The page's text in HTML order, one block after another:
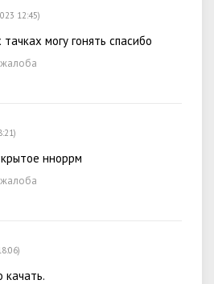
12:45)
могу гонять спасибо
жалоба
нноррм
жалоба
качать.